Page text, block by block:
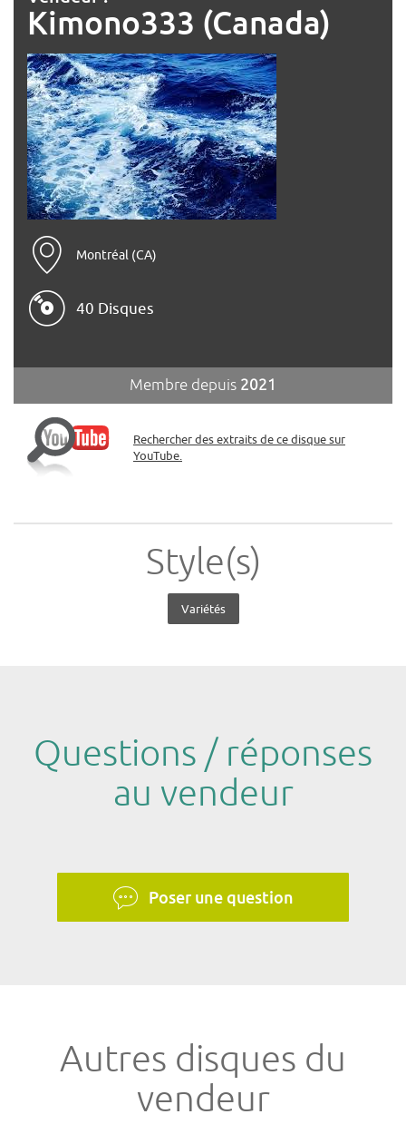
Kimono333 (Canada)
Montréal (CA)
40 Disques
Membre depuis 2021
Rechercher des extraits de ce disque sur
YouTube.
Style(s)
Variétés
Questions / réponses
au vendeur
Poser une question
Autres disques du
vendeur